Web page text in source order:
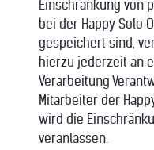
Einschränkung von
bei der Happy Solo
gespeichert sind,
hierzu jederzeit an
Verarbeitung
Mitarbeiter der
wird die
veranlassen.